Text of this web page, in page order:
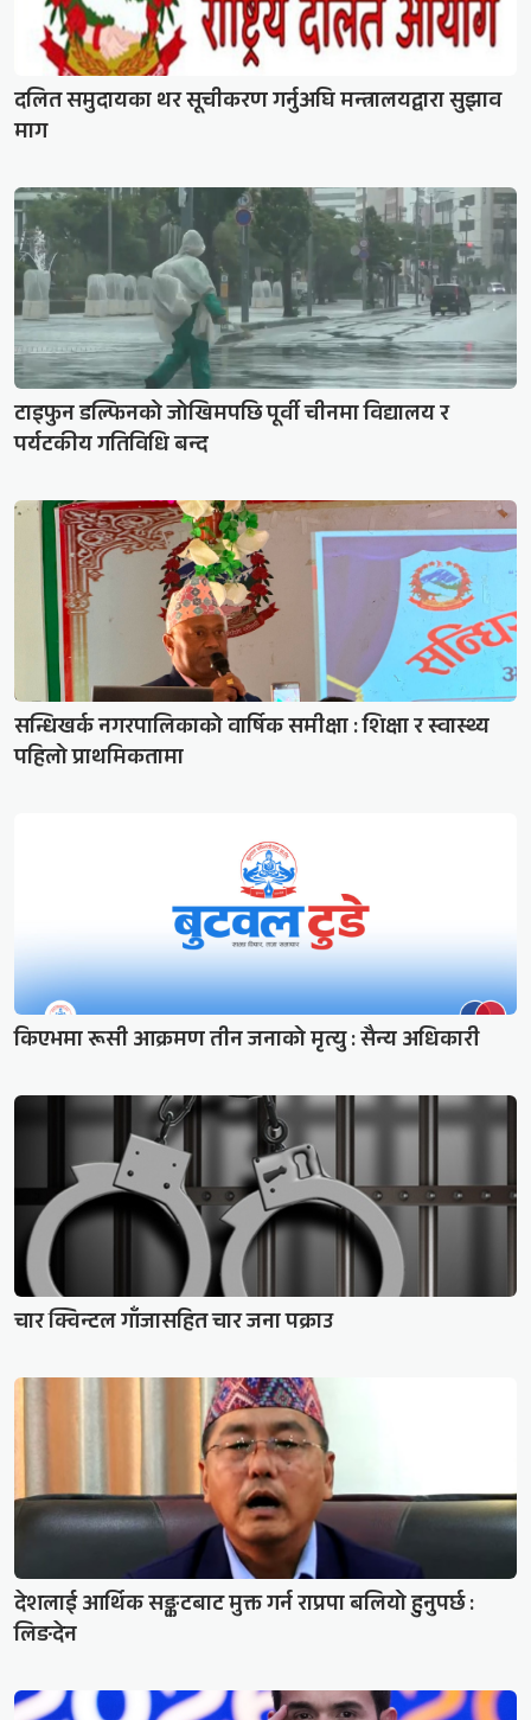
दलित समुदायका थर सूचीकरण गर्नुअघि मन्त्रालयद्वारा सुझाव
माग
टाइफुन डल्फिनको जोखिमपछि पूर्वी चीनमा विद्यालय र
पर्यटकीय गतिविधि बन्द
सन्धिखर्क नगरपालिकाको वार्षिक समीक्षा : शिक्षा र स्वास्थ्य
पहिलो प्राथमिकतामा
किएभमा रूसी आक्रमण तीन जनाको मृत्यु : सैन्य अधिकारी
चार क्विन्टल गाँजासहित चार जना पक्राउ
देशलाई आर्थिक सङ्कटबाट मुक्त गर्न राप्रपा बलियो हुनुपर्छ :
लिङदेन